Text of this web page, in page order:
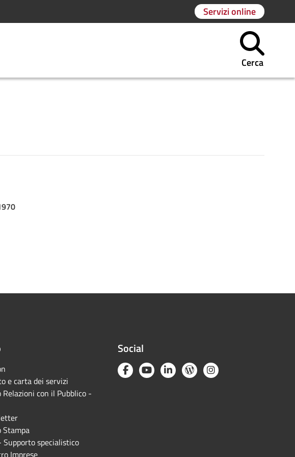
Servizi online
Cerca
e carta dei servizi
Relazioni con il Pubblico -
Stampa
Supporto specialistico
Imprese
Social